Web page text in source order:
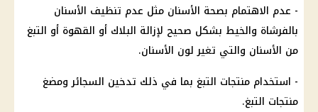
- عدم الاهتمام بصحة الأسنان مثل عدم تنظيف الأسنان
بالفرشاة والخيط بشكل صحيح لإزالة البلاك أو القهوة أو التبغ
من الأسنان والتي تغير لون الأسنان.
- استخدام منتجات التبغ بما في ذلك تدخين السجائر ومضغ
منتجات التبغ.